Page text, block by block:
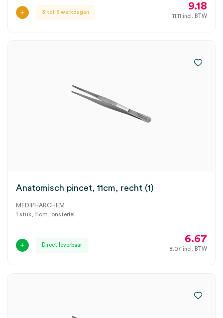
3 tot 5 werkdagen
9.18
11.11 incl. BTW
Anatomisch pincet, 11cm, recht (1)
MEDIPHARCHEM
1 stuk, 11cm, onsteriel
Direct leverbaar
6.67
8.07 incl. BTW